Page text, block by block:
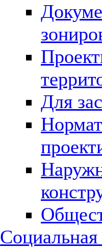
Для